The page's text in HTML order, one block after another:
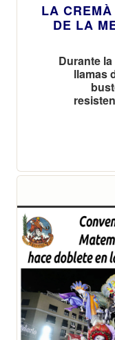
LA
DE LA
Durante
llamas